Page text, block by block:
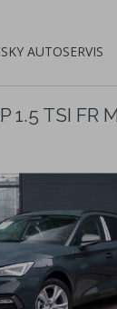
AUTOSERVIS
1.5 TSI FR